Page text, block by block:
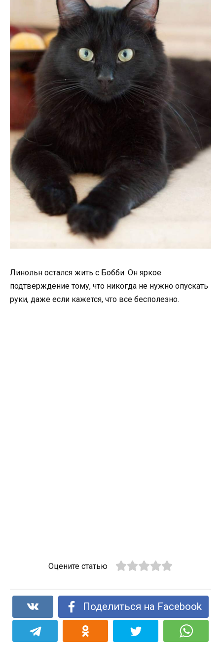
Линольн остался жить с Бобби. Он яркое
подтверждение тому, что никогда не нужно опускать
руки, даже если кажется, что все бесполезно.
Оцените статью
Поделиться на Facebook